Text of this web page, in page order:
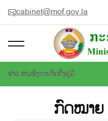
cabinet@mof.gov.la
ຂ່າວ ສາມອົງການຈັດຕັ້ງຄູ່ມື
ກົດໝາຍ